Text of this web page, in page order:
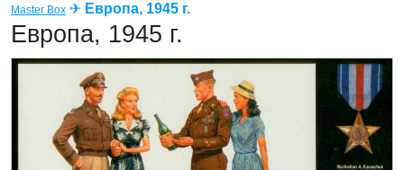
Master Box ✈ Европа, 1945 г.
Европа, 1945 г.